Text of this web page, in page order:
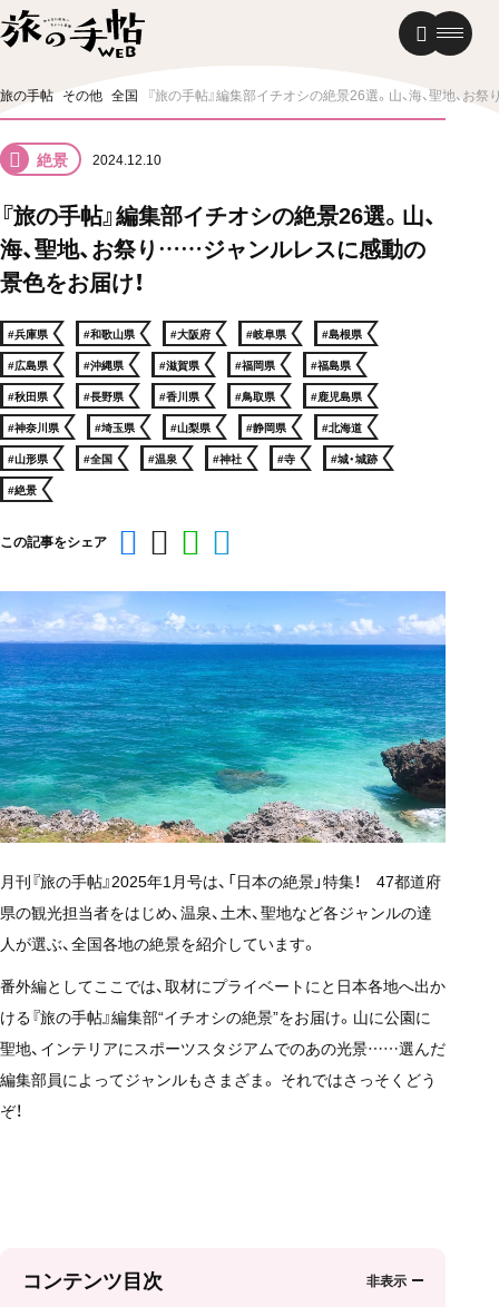
旅の手帖 その他 全国 『旅の手帖』編集部イチオシの絶景26選。山、海、聖地、
絶景 2024.12.10
『旅の手帖』編集部イチオシの絶景26選。山、
海、聖地、お祭り……ジャンルレスに感動の
景色をお届け！
#兵庫県 #和歌山県 #大阪府 #岐阜県
#島根県
#広島県
#沖縄県 #滋賀県 #福岡県
#福島県
#秋田県
#長野県 #香川県 #鳥取県
#鹿児島県
#神奈川県
#埼玉県 #山梨県 #静岡県
#北海道
#山形県
#全国 #温泉 #神社 #寺
#城・城跡
#絶景
この記事をシェア
月刊『旅の手帖』2025年1月号は、「日本の絶景」特集！ 47都道府
県の観光担当者をはじめ、温泉、土木、聖地など各ジャンルの達
人が選ぶ、全国各地の絶景を紹介しています。
番外編としてここでは、取材にプライベートにと日本各地へ出か
ける『旅の手帖』編集部“イチオシの絶景”をお届け。山に公園に
聖地、インテリアにスポーツスタジアムでのあの光景……選んだ
編集部員によってジャンルもさまざま。 それではさっそくどう
ぞ！
コンテンツ目次
温泉
グルメ
街歩き
ニュース
新着記事